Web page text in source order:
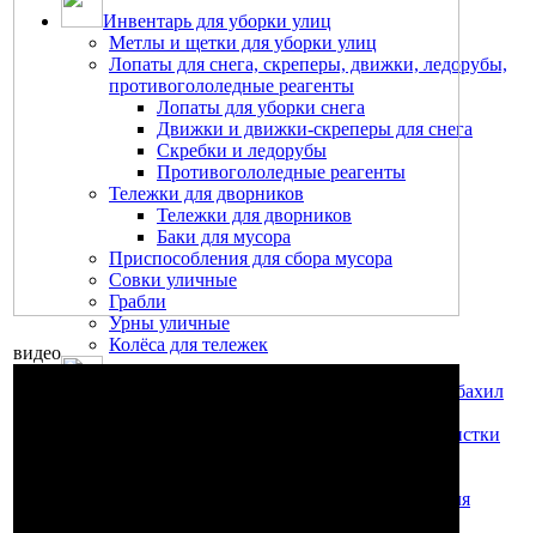
Инвентарь для уборки улиц
Метлы и щетки для уборки улиц
Лопаты для снега, скреперы, движки, ледорубы,
противогололедные реагенты
Лопаты для уборки снега
Движки и движки-скреперы для снега
Скребки и ледорубы
Противогололедные реагенты
Тележки для дворников
Тележки для дворников
Баки для мусора
Приспособления для сбора мусора
Совки уличные
Грабли
Урны уличные
Колёса для тележек
Машинки для чистки обуви, аппараты для бахил
Бытовые и офисные аппараты для чистки
Платные (вендинговые) аппараты для
видео